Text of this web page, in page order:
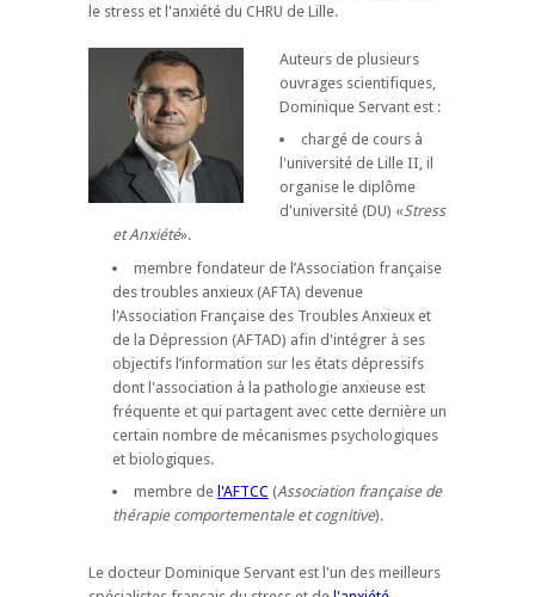
le stress et l'anxiété du CHRU de Lille.
Auteurs de plusieurs
ouvrages scientifiques,
Dominique Servant est :
chargé de cours à
l'université de Lille II, il
organise le diplôme
d'université (DU) «Stress
et Anxiété».
membre fondateur de l’Association française
des troubles anxieux (AFTA) devenue
l'Association Française des Troubles Anxieux et
de la Dépression (AFTAD) afin d'intégrer à ses
objectifs l’information sur les états dépressifs
dont l'association à la pathologie anxieuse est
fréquente et qui partagent avec cette dernière un
certain nombre de mécanismes psychologiques
et biologiques.
membre de l'AFTCC (Association française de
thérapie comportementale et cognitive).
Le docteur Dominique Servant est l'un des meilleurs